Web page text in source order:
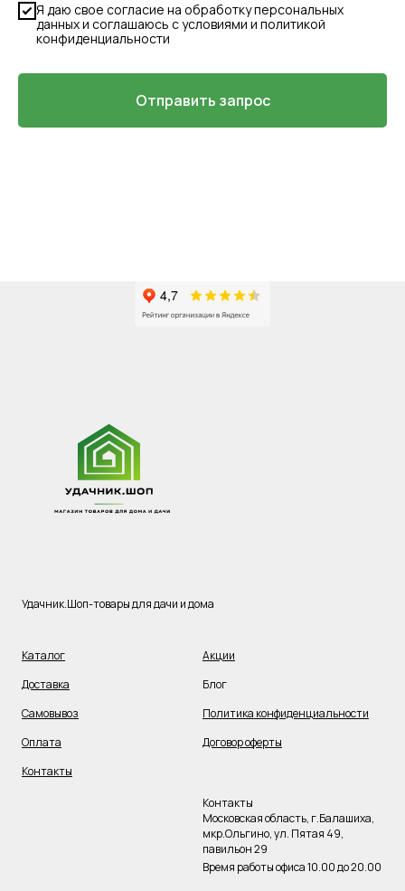
Я даю свое согласие на обработку персональных
данных и соглашаюсь с условиями и политикой
конфиденциальности
Отправить запрос
Удачник.Шоп-товары для дачи и дома
Каталог
Доставка
Самовывоз
Оплата
Контакты
Акции
Блог
Политика конфиденциальности
Договор оферты
Контакты
Московская область, г.Балашиха,
мкр.Ольгино, ул. Пятая 49,
павильон 29
Время работы офиса 10.00 до 20.00